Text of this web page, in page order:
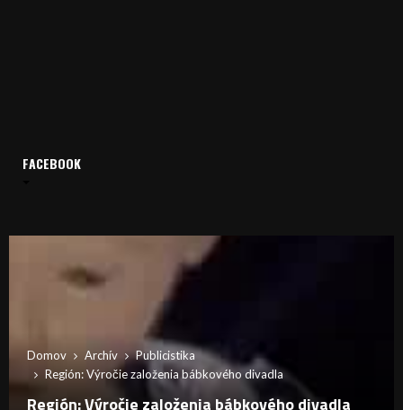
Domov Archív
Publicistika
Región: Výročie založenia bábkového divadla
Región: Výročie založenia bábkového divadla
FACEBOOK